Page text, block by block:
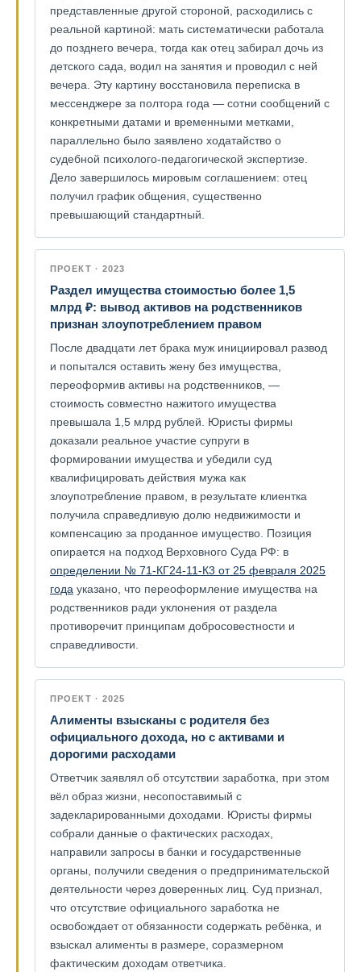
представленные другой стороной, расходились с
реальной картиной: мать систематически работала
до позднего вечера, тогда как отец забирал дочь из
детского сада, водил на занятия и проводил с ней
вечера. Эту картину восстановила переписка в
мессенджере за полтора года — сотни сообщений с
конкретными датами и временными метками,
параллельно было заявлено ходатайство о
судебной психолого-педагогической экспертизе.
Дело завершилось мировым соглашением: отец
получил график общения, существенно
превышающий стандартный.
ПРОЕКТ · 2023
Раздел имущества стоимостью более 1,5
млрд ₽: вывод активов на родственников
признан злоупотреблением правом
После двадцати лет брака муж инициировал развод
и попытался оставить жену без имущества,
переоформив активы на родственников, —
стоимость совместно нажитого имущества
превышала 1,5 млрд рублей. Юристы фирмы
доказали реальное участие супруги в
формировании имущества и убедили суд
квалифицировать действия мужа как
злоупотребление правом, в результате клиентка
получила справедливую долю недвижимости и
компенсацию за проданное имущество. Позиция
опирается на подход Верховного Суда РФ: в
определении № 71-КГ24-11-К3 от 25 февраля 2025
года указано, что переоформление имущества на
родственников ради уклонения от раздела
противоречит принципам добросовестности и
справедливости.
ПРОЕКТ · 2025
Алименты взысканы с родителя без
официального дохода, но с активами и
дорогими расходами
Ответчик заявлял об отсутствии заработка, при этом
вёл образ жизни, несопоставимый с
задекларированными доходами. Юристы фирмы
собрали данные о фактических расходах,
направили запросы в банки и государственные
органы, получили сведения о предпринимательской
деятельности через доверенных лиц. Суд признал,
что отсутствие официального заработка не
освобождает от обязанности содержать ребёнка, и
взыскал алименты в размере, соразмерном
фактическим доходам ответчика.